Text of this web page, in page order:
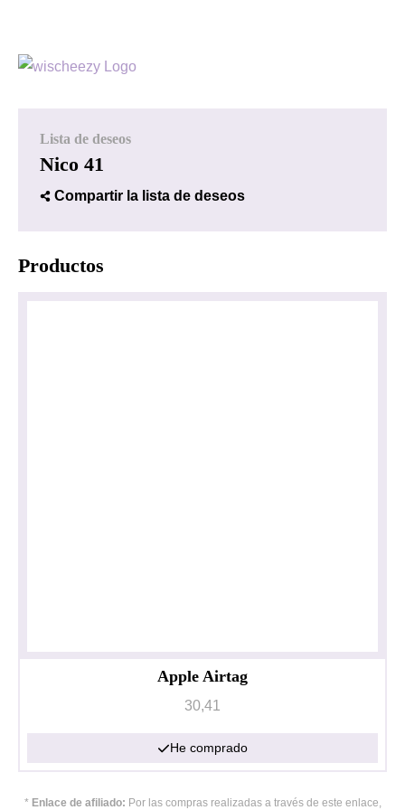
Lista de deseos
Nico 41
Compartir la lista de deseos
Productos
Apple Airtag
30,41
He comprado
* Enlace de afiliado: Por las compras realizadas a través de este enlace,
Política de privacidadImpresionante